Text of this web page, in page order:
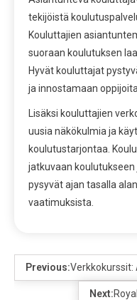
tekijöistä
Kouluttajien
suoraan koulutuksen
Hyvät kouluttajat
ja innostamaan oppijoita.
Lisäksi kouluttajien
uusia näkökulmia ja
koulutustarjontaa.
jatkuvaan
pysyvät ajan tasalla
vaatimuksista.
Previous:Verkkokurssit:
Next: